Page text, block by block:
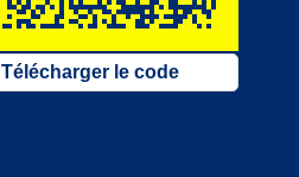
Télécharger le code